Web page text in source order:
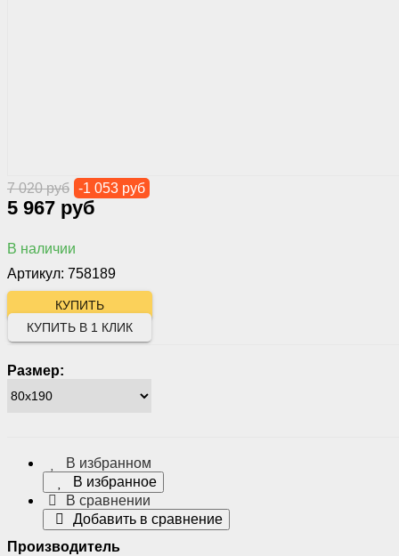
7 020 руб -1 053 руб
5 967 руб
В наличии
Артикул: 758189
Размер:
КУПИТЬ В 1 КЛИК
В избранном
В избранное
В сравнении
Добавить в сравнение
Производитель